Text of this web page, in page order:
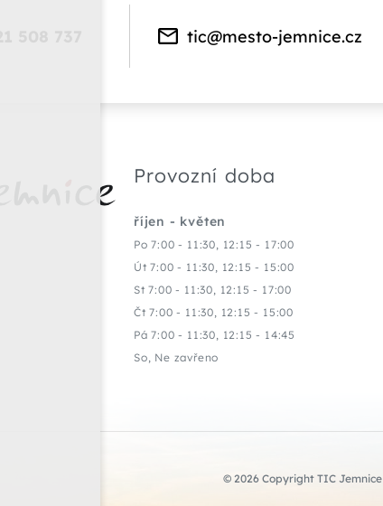
tic@mesto-jemnice.cz
Provozní doba
říjen - květen
Po 7:00 - 11:30, 12:15 - 17:00
Út 7:00 - 11:30, 12:15 - 15:00
St 7:00 - 11:30, 12:15 - 17:00
Čt 7:00 - 11:30, 12:15 - 15:00
Pá 7:00 - 11:30, 12:15 - 14:45
So, Ne zavřeno
© 2026 Copyright TIC Jemnice